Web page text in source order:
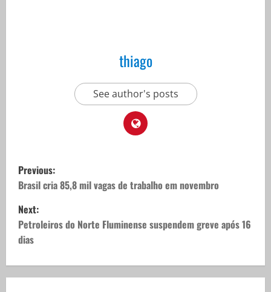
thiago
See author's posts
P
o
s
t
n
Previous:
Brasil cria 85,8 mil vagas de trabalho em novembro
Next:
Petroleiros do Norte Fluminense suspendem greve após 16
dias